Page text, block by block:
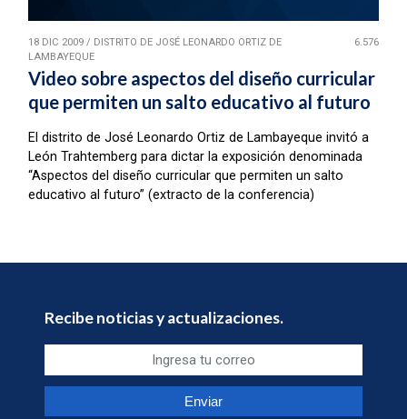
18 DIC 2009/ DISTRITO DE JOSÉ LEONARDO ORTIZ DE
LAMBAYEQUE
6.576
Video sobre aspectos del diseño curricular
que permiten un salto educativo al futuro
El distrito de José Leonardo Ortiz de Lambayeque invitó a
León Trahtemberg para dictar la exposición denominada
“Aspectos del diseño curricular que permiten un salto
educativo al futuro” (extracto de la conferencia)
Recibe noticias y actualizaciones.